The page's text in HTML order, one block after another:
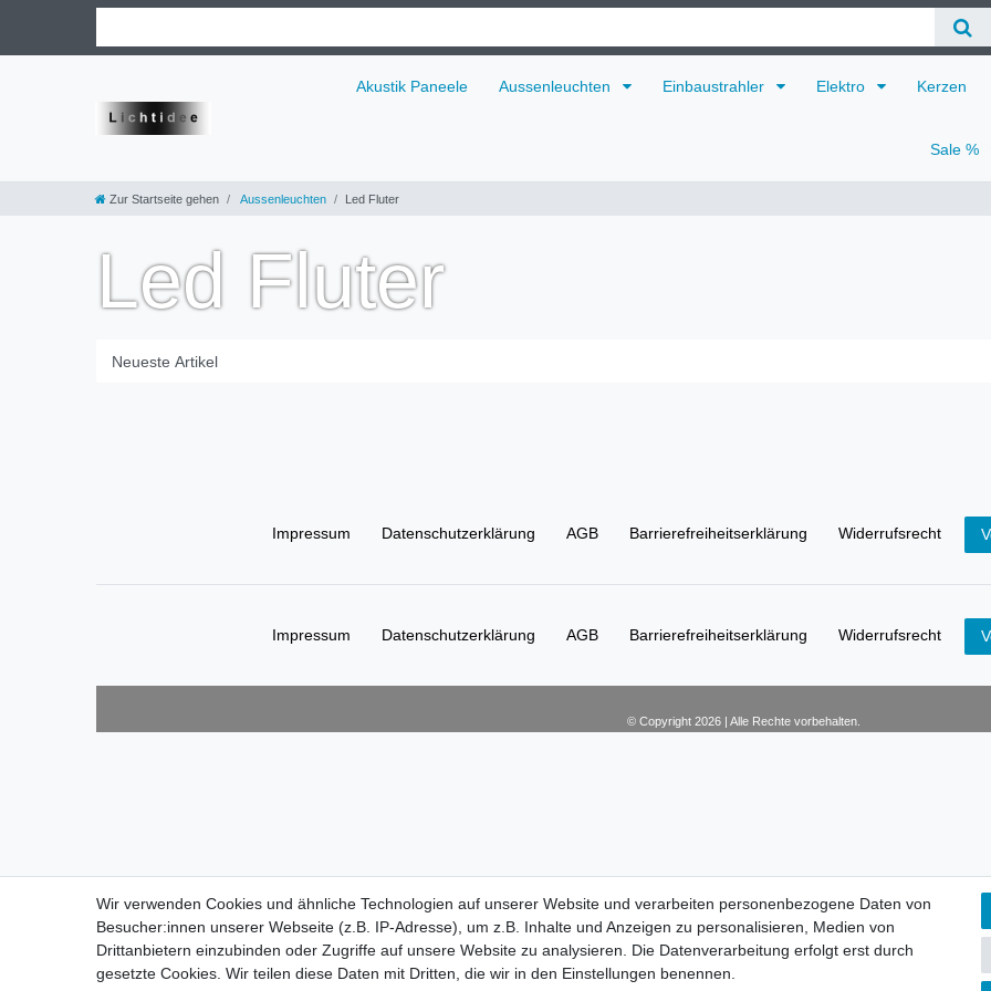
Akustik Paneele Aussenleuchten Einbaustrahler Elektro Kerzen
Sale %
Zur Startseite gehen Aussenleuchten Led Fluter
Led Fluter
Wir verwenden Cookies und ähnliche Technologien auf unserer Website und verarbeiten personenbezogene Daten von
Besucher:innen unserer Webseite (z.B. IP-Adresse), um z.B. Inhalte und Anzeigen zu personalisieren, Medien von
Drittanbietern einzubinden oder Zugriffe auf unsere Website zu analysieren. Die Datenverarbeitung erfolgt erst durch
gesetzte Cookies. Wir teilen diese Daten mit Dritten, die wir in den Einstellungen benennen.
Impressum Daten­schutz­erklärung AGB Barrierefreiheitserklärung Widerrufs­recht
Wir verwenden Cookies und ähnliche Technologien auf unserer Website und verarbeiten personenbezogene Daten von
Besucher:innen unserer Webseite (z.B. IP-Adresse), um z.B. Inhalte und Anzeigen zu personalisieren, Medien von
Drittanbietern einzubinden oder Zugriffe auf unsere Website zu analysieren. Die Datenverarbeitung erfolgt erst durch
gesetzte Cookies. Wir teilen diese Daten mit Dritten, die wir in den Einstellungen benennen.
Impressum Daten­schutz­erklärung AGB Barrierefreiheitserklärung Widerrufs­recht
© Copyright 2026 | Alle Rechte vorbehalten.